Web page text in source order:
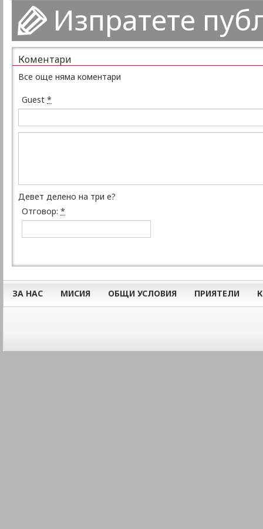
Изпратете
Коментари
Все още няма коментари
Guest *
Девет делено на три е?
Отговор: *
ЗА НАС МИСИЯ ОБЩИ УСЛОВИЯ ПРИЯТЕЛИ